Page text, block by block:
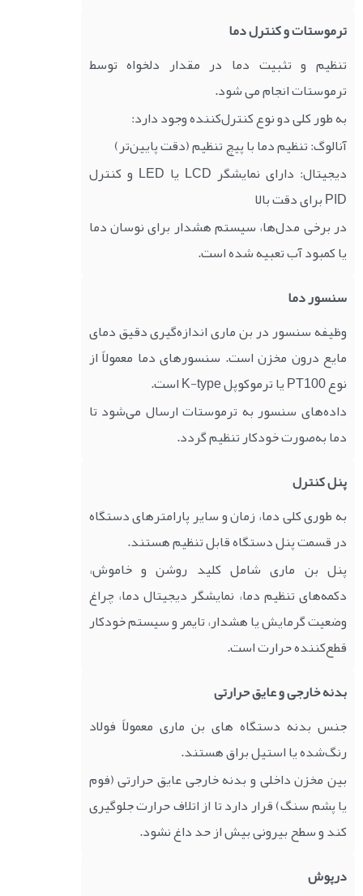
ترموستات و کنترل دما
تنظیم و تثبیت دما در مقدار دلخواه توسط
ترموستات انجام می شود.
به طور کلی دو نوع کنترل‌کننده وجود دارد:
آنالوگ: تنظیم دما با پیچ تنظیم (دقت پایین‌تر)
دیجیتال: دارای نمایشگر LCD یا LED و کنترل
PID برای دقت بالا
در برخی مدل‌ها، سیستم هشدار برای نوسان دما
یا کمبود آب تعبیه شده است.
سنسور دما
وظیفه سنسور در بن ماری اندازه‌گیری دقیق دمای
مایع درون مخزن است. سنسورهای دما معمولاً از
نوع PT100 یا ترموکوپل K-type است.
داده‌های سنسور به ترموستات ارسال می‌شود تا
دما به‌صورت خودکار تنظیم گردد.
پنل کنترل
به طوری کلی دما، زمان و سایر پارامترهای دستگاه
در قسمت پنل دستگاه قابل تنظیم هستند.
پنل بن ماری شامل کلید روشن و خاموش،
دکمه‌های تنظیم دما، نمایشگر دیجیتال دما، چراغ
وضعیت گرمایش یا هشدار، تایمر و سیستم خودکار
قطع‌کننده حرارت است.
بدنه خارجی و عایق حرارتی
جنس بدنه دستگاه های بن ماری معمولاً فولاد
رنگ‌شده یا استیل براق هستند.
بین مخزن داخلی و بدنه خارجی عایق حرارتی (فوم
یا پشم سنگ) قرار دارد تا از اتلاف حرارت جلوگیری
کند و سطح بیرونی بیش از حد داغ نشود.
درپوش